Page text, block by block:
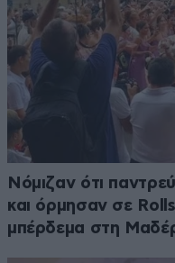
Νόμιζαν ότι
και όρμησαν σε
μπέρδεμα στη